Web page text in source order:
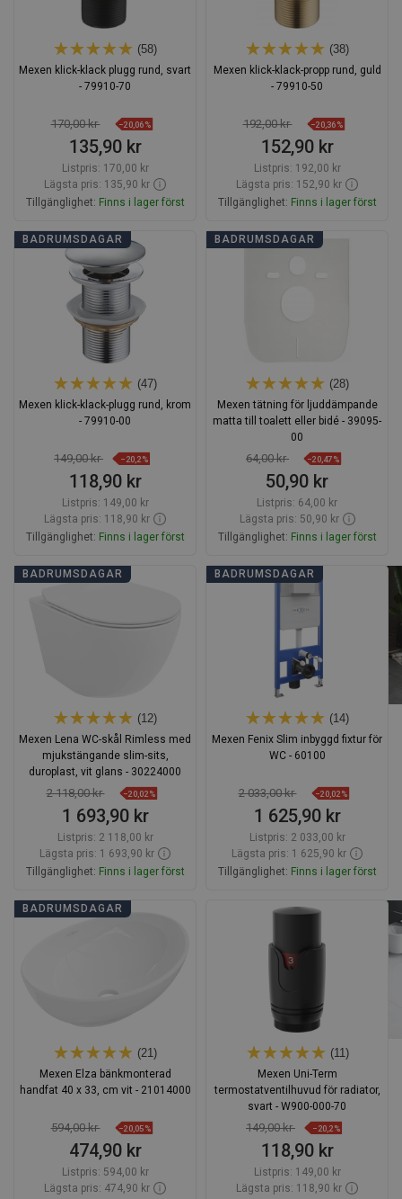
(58)
Mexen klick-klack plugg rund, svart
- 79910-70
170,00 kr −20,06%
135,90 kr
Listpris: 170,00 kr
Lägsta pris: 135,90 kr
Tillgänglighet: Finns i lager först
Lägg i varukorg
favorite_border Favoriter
Jämför
(38)
Mexen klick-klack-propp rund, guld
- 79910-50
192,00 kr −20,36%
152,90 kr
Listpris: 192,00 kr
Lägsta pris: 152,90 kr
Tillgänglighet: Finns i lager först
Lägg i varukorg
BADRUMSDAGAR
(47)
Mexen klick-klack-plugg rund, krom
- 79910-00
149,00 kr −20,2%
118,90 kr
Listpris: 149,00 kr
Lägsta pris: 118,90 kr
Tillgänglighet: Finns i lager först
Lägg i varukorg
Jämför
BADRUMSDAGAR
(28)
Mexen tätning för ljuddämpande
matta till toalett eller bidé - 39095-
00
64,00 kr −20,47%
50,90 kr
Listpris: 64,00 kr
Lägsta pris: 50,90 kr
Tillgänglighet: Finns i lager först
Lägg i varukorg
BADRUMSDAGAR
(12)
Mexen Lena WC-skål Rimless med
mjukstängande slim-sits,
duroplast, vit glans - 30224000
2 118,00 kr −20,02%
1 693,90 kr
Listpris: 2 118,00 kr
Lägsta pris: 1 693,90 kr
Tillgänglighet: Finns i lager först
Lägg i varukorg
BADRUMSDAGAR
(14)
Mexen Fenix Slim inbyggd fixtur för
WC - 60100
2 033,00 kr −20,02%
1 625,90 kr
Listpris: 2 033,00 kr
Lägsta pris: 1 625,90 kr
Tillgänglighet: Finns i lager först
Lägg i varukorg
BADRUMSDAGAR
(21)
Mexen Elza bänkmonterad
handfat 40 x 33, cm vit - 21014000
594,00 kr −20,05%
474,90 kr
Listpris: 594,00 kr
Lägsta pris: 474,90 kr
(11)
Mexen Uni-Term
termostatventilhuvud för radiator,
svart - W900-000-70
149,00 kr −20,2%
118,90 kr
Listpris: 149,00 kr
Lägsta pris: 118,90 kr